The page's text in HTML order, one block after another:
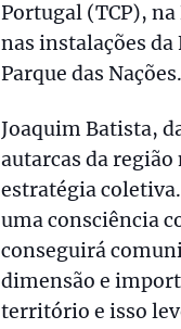
Portugal (TCP), na
nas instalações
Parque das Nações.
Joaquim Batista,
autarcas da
estratégia
uma consciência
conseguirá
dimensão e
território e isso